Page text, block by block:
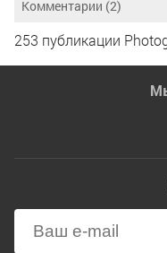
Комментарии (2)
253 публикации